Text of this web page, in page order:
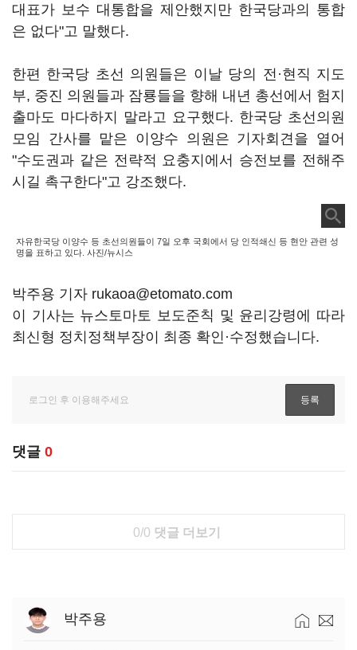
대표가 보수 대통합을 제안했지만 한국당과의 통합
은 없다"고 말했다.
한편 한국당 초선 의원들은 이날 당의 전·현직 지도
부, 중진 의원들과 잠룡들을 향해 내년 총선에서 험지
출마도 마다하지 말라고 요구했다. 한국당 초선의원
모임 간사를 맡은 이양수 의원은 기자회견을 열어
"수도권과 같은 전략적 요충지에서 승전보를 전해주
시길 촉구한다"고 강조했다.
자유한국당 이양수 등 초선의원들이 7일 오후 국회에서 당 인적쇄신 등 현안 관련 성
명을 표하고 있다. 사진/뉴시스
박주용 기자 rukaoa@etomato.com
이 기사는 뉴스토마토 보도준칙 및 윤리강령에 따라
최신형 정치정책부장이 최종 확인·수정했습니다.
댓글 0
0/0 댓글 더보기
박주용